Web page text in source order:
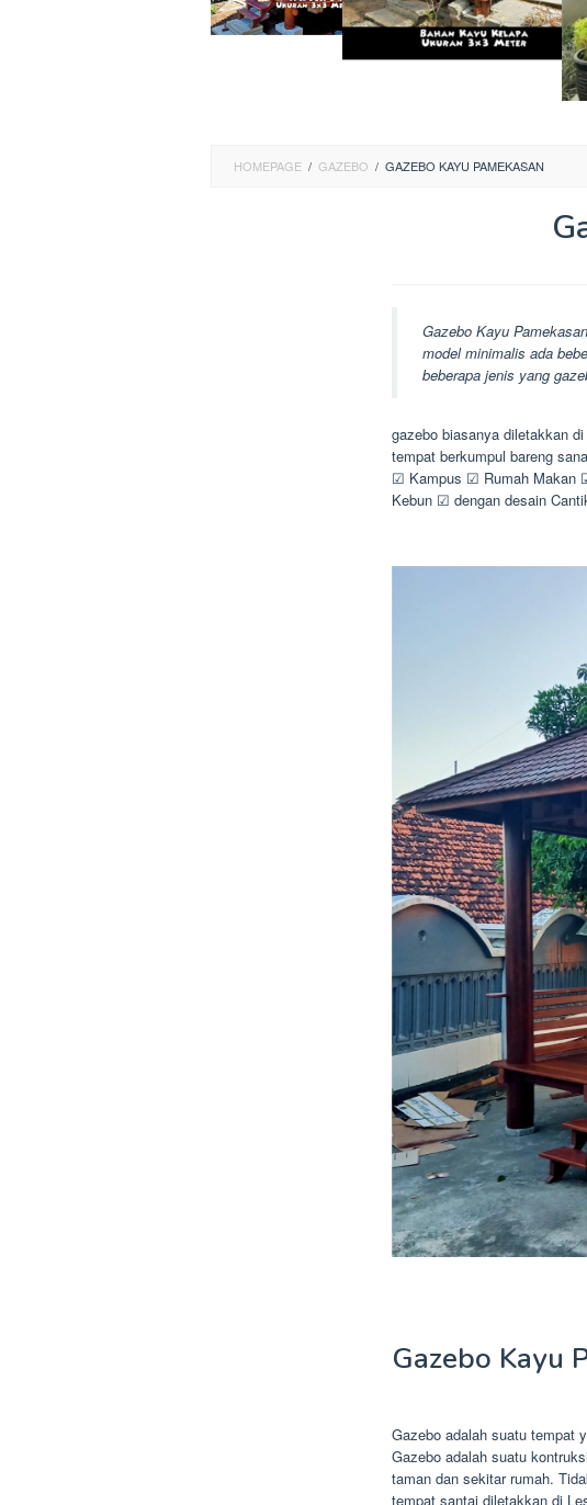
HOMEPAGE / GAZEBO / GAZEBO KAYU PAMEKASAN
Gazebo Kayu
model minimalis ada
beberapa jenis yang
gazebo biasanya diletakkan
tempat berkumpul bareng
☑ Kampus ☑ Rumah
Kebun ☑ dengan desain
Gazebo Kayu
Gazebo adalah suatu tempat
Gazebo adalah suatu
taman dan sekitar rumah.
tempat santai diletakkan di